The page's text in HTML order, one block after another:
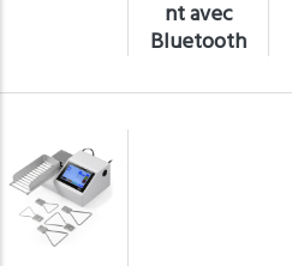
nt avec
Bluetooth